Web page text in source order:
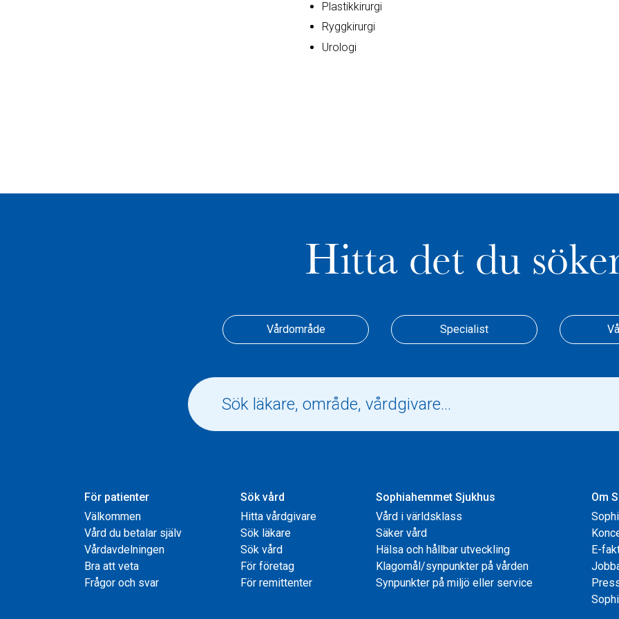
Plastikkirurgi
Ryggkirurgi
Urologi
Hitta det du
Vårdområde Specialist
För patienter
Välkommen
Vård du betalar själv
Vårdavdelningen
Bra att veta
Frågor och svar
Sök vård
Hitta vårdgivare
Sök läkare
Sök vård
För företag
För remittenter
Sophiahemmet Sjukhus
Vård i världsklass
Säker vård
Hälsa och hållbar utveckling
Klagomål/synpunkter på vården
Synpunkter på miljö eller service
Om
E-